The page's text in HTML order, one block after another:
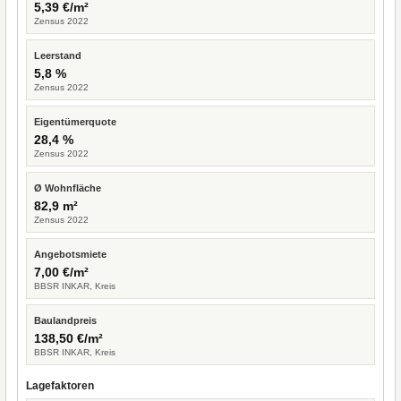
5,39 €/m²
Zensus 2022
Leerstand
5,8 %
Zensus 2022
Eigentümerquote
28,4 %
Zensus 2022
Ø Wohnfläche
82,9 m²
Zensus 2022
Angebotsmiete
7,00 €/m²
BBSR INKAR, Kreis
Baulandpreis
138,50 €/m²
BBSR INKAR, Kreis
Lagefaktoren